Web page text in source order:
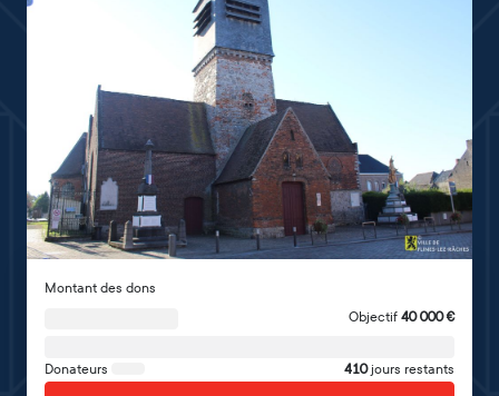
Montant des dons
Objectif 40 000€
Donateurs 410 jours restants